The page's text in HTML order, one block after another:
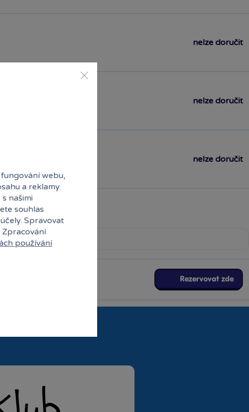
nelze doručit
nelze doručit
nelze doručit
Rezervovat zde
webu,
a reklamy.
našimi
souhlas
Spravovat
Zpracování
používání